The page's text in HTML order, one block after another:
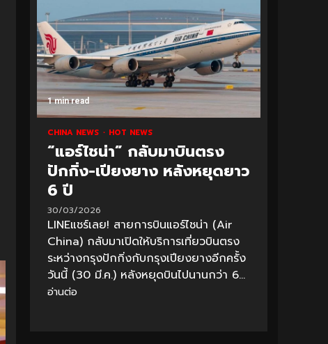
1 min read
CHINA NEWS HOT NEWS
“แอร์ไชน่า” กลับมาบินตรง
ปักกิ่ง-เปียงยาง หลังหยุดยาว
6 ปี
30/03/2026
LINEแชร์เลย! สายการบินแอร์ไชน่า (Air
China) กลับมาเปิดให้บริการเที่ยวบินตรง
ระหว่างกรุงปักกิ่งกับกรุงเปียงยางอีกครั้ง
วันนี้ (30 มี.ค.) หลังหยุดบินไปนานกว่า 6...
อ่านต่อ